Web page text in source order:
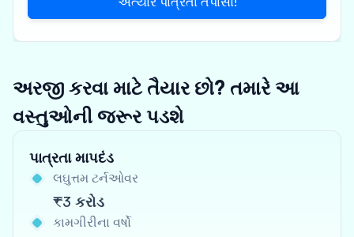
અરજી કરવા માટે તૈયાર છો? તમારે આ
વસ્તુઓની જરૂર પડશે
પાત્રતા માપદંડ
લઘુત્તમ ટર્નઓવર
₹3 કરોડ
કામગીરીના વર્ષો